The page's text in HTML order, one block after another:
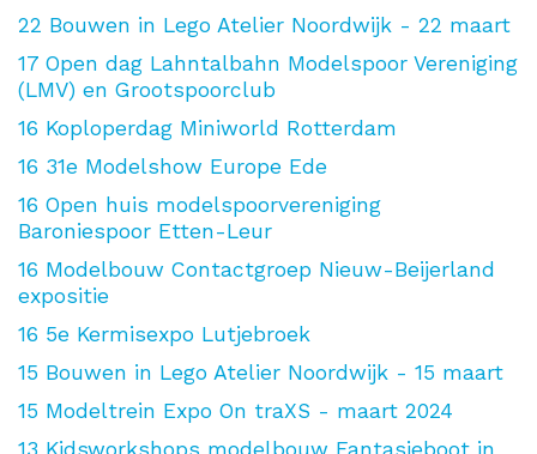
22 Bouwen in Lego Atelier Noordwijk - 22 maart
17 Open dag Lahntalbahn Modelspoor Vereniging
(LMV) en Grootspoorclub
16 Koploperdag Miniworld Rotterdam
16 31e Modelshow Europe Ede
16 Open huis modelspoorvereniging
Baroniespoor Etten-Leur
16 Modelbouw Contactgroep Nieuw-Beijerland
expositie
16 5e Kermisexpo Lutjebroek
15 Bouwen in Lego Atelier Noordwijk - 15 maart
15 Modeltrein Expo On traXS - maart 2024
13 Kidsworkshops modelbouw Fantasieboot in